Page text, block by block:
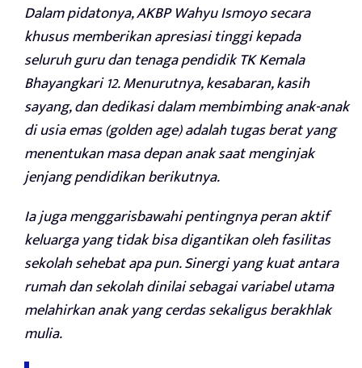
Dalam pidatonya, AKBP Wahyu Ismoyo secara
khusus memberikan apresiasi tinggi kepada
seluruh guru dan tenaga pendidik TK Kemala
Bhayangkari 12. Menurutnya, kesabaran, kasih
sayang, dan dedikasi dalam membimbing anak-anak
di usia emas (golden age) adalah tugas berat yang
menentukan masa depan anak saat menginjak
jenjang pendidikan berikutnya.
Ia juga menggarisbawahi pentingnya peran aktif
keluarga yang tidak bisa digantikan oleh fasilitas
sekolah sehebat apa pun. Sinergi yang kuat antara
rumah dan sekolah dinilai sebagai variabel utama
melahirkan anak yang cerdas sekaligus berakhlak
mulia.